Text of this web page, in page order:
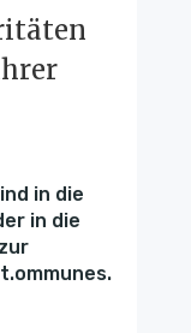
in die
in die